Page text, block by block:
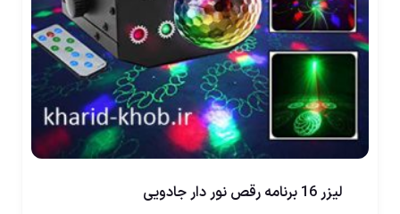
لیزر 16 برنامه رقص نور دار جادویی